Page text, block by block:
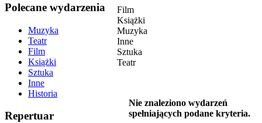
Polecane wydarzenia
Muzyka
Teatr
Film
Książki
Sztuka
Inne
Historia
Repertuar
Film
Książki
Muzyka
Inne
Sztuka
Teatr
Nie znaleziono wydarzeń
spełniających podane kryteria.